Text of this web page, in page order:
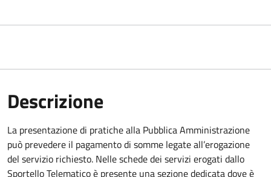
Descrizione
La presentazione di pratiche alla Pubblica Amministrazione
può prevedere il pagamento di somme legate all’erogazione
del servizio richiesto. Nelle schede dei servizi erogati dallo
Sportello Telematico è presente una sezione dedicata dove è